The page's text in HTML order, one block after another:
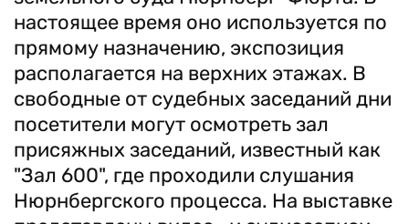
настоящее время оно используется по
прямому назначению, экспозиция
располагается на верхних этажах. В
свободные от судебных заседаний дни
посетители могут осмотреть зал
присяжных заседаний, известный как
"Зал 600", где проходили слушания
Нюрнбергского процесса. На выставке